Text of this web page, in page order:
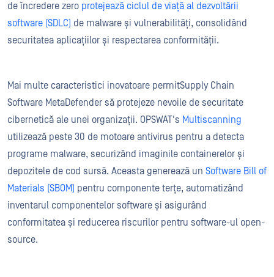
de încredere zero protejează ciclul de viață al dezvoltării
software (SDLC) de malware și vulnerabilități, consolidând
securitatea aplicațiilor și respectarea conformității.
Mai multe caracteristici inovatoare permitSupply Chain
Software MetaDefender să protejeze nevoile de securitate
cibernetică ale unei organizații. OPSWAT's Multiscanning
utilizează peste 30 de motoare antivirus pentru a detecta
programe malware, securizând imaginile containerelor și
depozitele de cod sursă. Aceasta generează un Software Bill of
Materials (SBOM) pentru componente terțe, automatizând
inventarul componentelor software și asigurând
conformitatea și reducerea riscurilor pentru software-ul open-
source.